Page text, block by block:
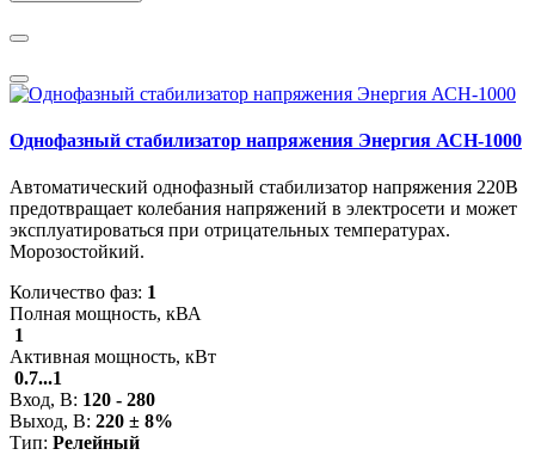
Однофазный стабилизатор напряжения Энергия АСН-1000
Автоматический однофазный стабилизатор напряжения 220В
предотвращает колебания напряжений в электросети и может
эксплуатироваться при отрицательных температурах.
Морозостойкий.
Количество фаз: 1
Полная мощность, кВА
1
Активная мощность, кВт
0.7...1
Вход, В: 120 - 280
Выход, В: 220 ± 8%
Тип: Релейный